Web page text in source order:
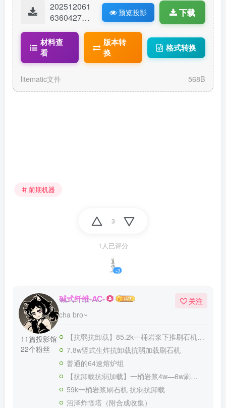
202512061
63604279-
11.litematic
预览投影 下载
材料查
看
版本转
换
格式转换
litematic文件 568B
前期机器
3
1人已评分
+3
11篇投影馆
22个粉丝
碱式纤维-AC-
cha bro~
关注
【抗弱抗卸载】85.2k一桶岩浆下推刷石机v1
7.8w竖式生炸抗卸载抗弱加载刷石机
普通的64速熔炉组
【抗卸载抗弱加载】一桶岩浆4w—6w刷石机
59k一桶岩浆刷石机 抗弱抗卸载
沼泽炸怪塔（附合成收集）